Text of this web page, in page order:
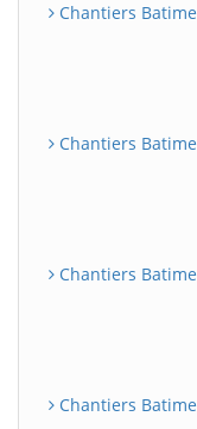
Chantiers
Chantiers
Chantiers
Chantiers